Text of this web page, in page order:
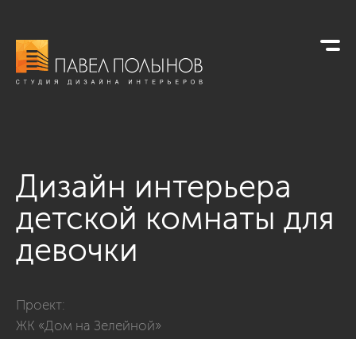
Дизайн интерьера
детской комнаты для
девочки
Проект:
ЖК «Дом на Зелейной»